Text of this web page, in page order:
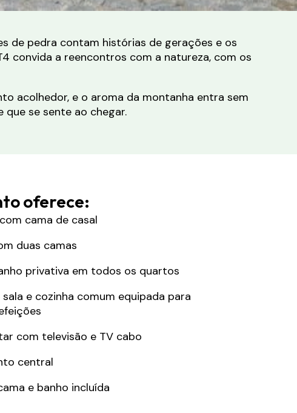
de pedra contam histórias de gerações e os
convida a reencontros com a natureza, com os
acolhedor, e o aroma da montanha entra sem
se sente ao chegar.
oferece:
cama de casal
duas camas
privativa em todos os quartos
e cozinha comum equipada para
com televisão e TV cabo
central
e banho incluída